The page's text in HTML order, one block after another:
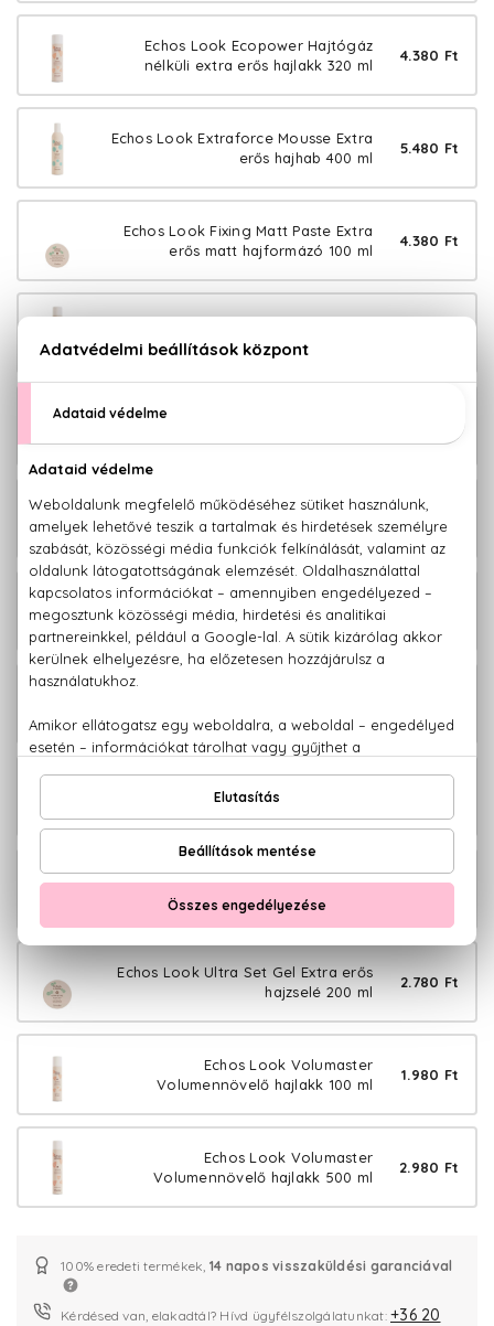
Echos Look Ecopower Hajtógáz
nélküli extra erős hajlakk 320 ml
4.380 Ft
Echos Look Extraforce Mousse Extra
erős hajhab 400 ml
5.480 Ft
Echos Look Fixing Matt Paste Extra
erős matt hajformázó 100 ml
4.380 Ft
hajlakk 500 ml
Echos Look Gloss Crystal Hajfény
Echos Look Hair Volumizer Hajtőemelő
spray 200 ml
3.380 Ft
Echos Look Heat Protector Hővédő
spray 200 ml
hajformázó paszta 100 ml
Echos Look Sea Salt Spray Tengeri
sós hajspray 200 ml
3.880 Ft
Echos Look Ultra Set Gel Extra erős
hajzselé 200 ml
2.780 Ft
Echos Look Volumaster
Volumennövelő hajlakk 100 ml
1.980 Ft
Echos Look Volumaster
Volumennövelő hajlakk 500 ml
2.980 Ft
100% eredeti termékek, 14 napos visszaküldési garanciával
Kérdésed van, elakadtál? Hívd ügyfélszolgálatunkat: +36 20